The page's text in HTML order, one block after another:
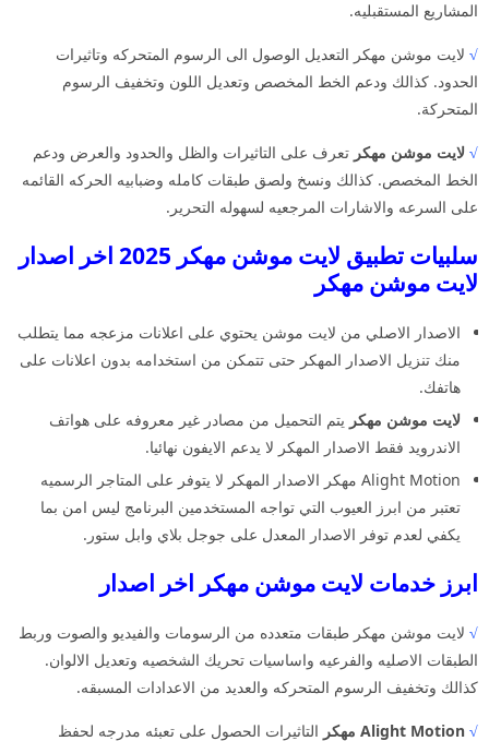
المشاريع المستقبليه.
√ لايت موشن مهكر التعديل الوصول الى الرسوم المتحركه وتاثيرات
الحدود. كذالك ودعم الخط المخصص وتعديل اللون وتخفيف الرسوم
المتحركة.
√ لايت موشن مهكر تعرف على التاثيرات والظل والحدود والعرض ودعم
الخط المخصص. كذالك ونسخ ولصق طبقات كامله وضبابيه الحركه القائمه
على السرعه والاشارات المرجعيه لسهوله التحرير.
سلبيات تطبيق لايت موشن مهكر 2025 اخر اصدار
لايت موشن مهكر
الاصدار الاصلي من لايت موشن يحتوي على اعلانات مزعجه مما يتطلب
منك تنزيل الاصدار المهكر حتى تتمكن من استخدامه بدون اعلانات على
هاتفك.
لايت موشن مهكر يتم التحميل من مصادر غير معروفه على هواتف
الاندرويد فقط الاصدار المهكر لا يدعم الايفون نهائيا.
Alight Motion مهكر الاصدار المهكر لا يتوفر على المتاجر الرسميه
تعتبر من ابرز العيوب التي تواجه المستخدمين البرنامج ليس امن بما
يكفي لعدم توفر الاصدار المعدل على جوجل بلاي وابل ستور.
ابرز خدمات لايت موشن مهكر اخر اصدار
√ لايت موشن مهكر طبقات متعدده من الرسومات والفيديو والصوت وربط
الطبقات الاصليه والفرعيه واساسيات تحريك الشخصيه وتعديل الالوان.
كذالك وتخفيف الرسوم المتحركه والعديد من الاعدادات المسبقه.
√ Alight Motion مهكر
التاثيرات الحصول على تعبئه مدرجه لحفظ